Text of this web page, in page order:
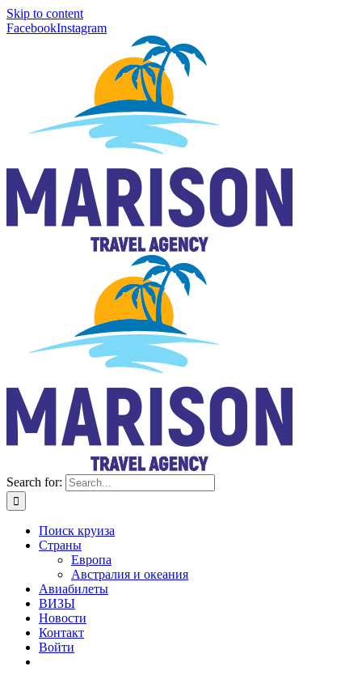
Skip to content
FacebookInstagram
Search for:
Поиск круиза
Страны
Европа
Австралия и океания
Авиабилеты
ВИЗЫ
Новости
Контакт
Войти